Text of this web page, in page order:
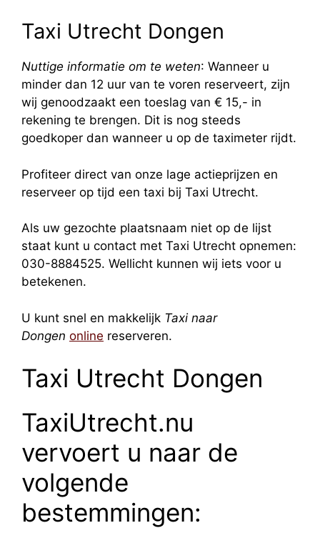
Taxi Utrecht Dongen
Nuttige informatie om te weten: Wanneer u
minder dan 12 uur van te voren reserveert, zijn
wij genoodzaakt een toeslag van € 15,- in
rekening te brengen. Dit is nog steeds
goedkoper dan wanneer u op de taximeter rijdt.
Profiteer direct van onze lage actieprijzen en
reserveer op tijd een taxi bij Taxi Utrecht.
Als uw gezochte plaatsnaam niet op de lijst
staat kunt u contact met Taxi Utrecht opnemen:
030-8884525. Wellicht kunnen wij iets voor u
betekenen.
U kunt snel en makkelijk Taxi naar
Dongen online reserveren.
Taxi Utrecht Dongen
TaxiUtrecht.nu
vervoert u naar de
volgende
bestemmingen: